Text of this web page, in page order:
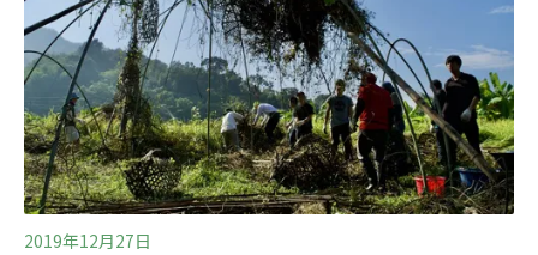
的人越多，也會讓更多人希望用自然農法或有機農法去耕
作，避免農藥對蜜蜂的傷害。養蜂班學員的蜂場，都是教
室，課程會安排學員到各自的蜂場，觀摩不同的飼養方
式。學員劉侑錦上網買了一個特殊器材，可以用高溫把草
酸氣化，再把煙霧灌入蜂箱，這是為了消除蜜蜂的一種
2019年12月27日